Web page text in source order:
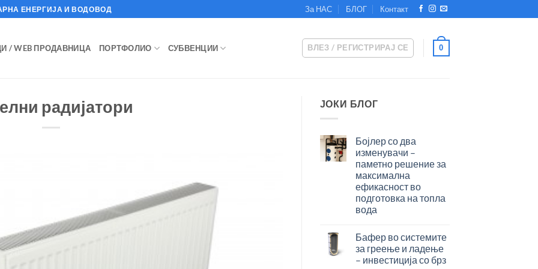
ЕНЕРГИЈА И ВОДОВОД За НАС БЛОГ Контакт
/ WEB ПРОДАВНИЦА ПОРТФОЛИО СУБВЕНЦИИ ВЛЕЗ / РЕГИСТРИРАЈ СЕ 0
радијатори ЈОКИ БЛОГ
Бојлер со два
изменувачи –
паметно решение за
максимална
ефикасност во
подготовка на топла
вода
со
два
изменувачи
–
Бафер во системите
за греење и ладење
– инвестиција со брз